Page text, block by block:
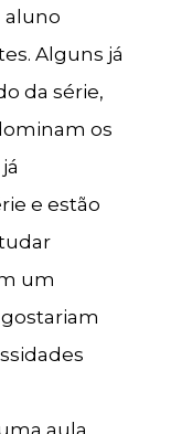
aluno
Alguns já
da série,
os
e estão
um
aula